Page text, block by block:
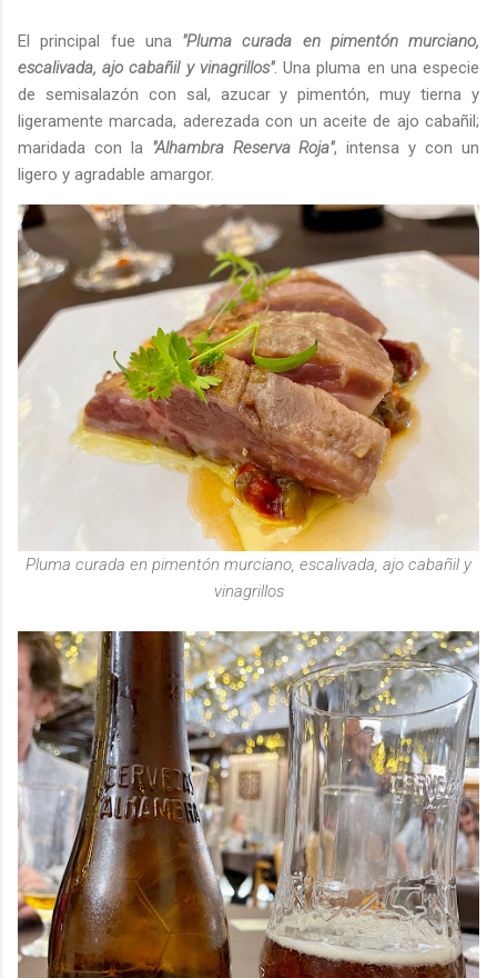
El principal fue una "Pluma curada en pimentón murciano,
escalivada, ajo cabañil y vinagrillos". Una pluma en una especie
de semisalazón con sal, azucar y pimentón, muy tierna y
ligeramente marcada, aderezada con un aceite de ajo cabañil;
maridada con la "Alhambra Reserva Roja", intensa y con un
ligero y agradable amargor.
Pluma curada en pimentón murciano, escalivada, ajo cabañil y
vinagrillos